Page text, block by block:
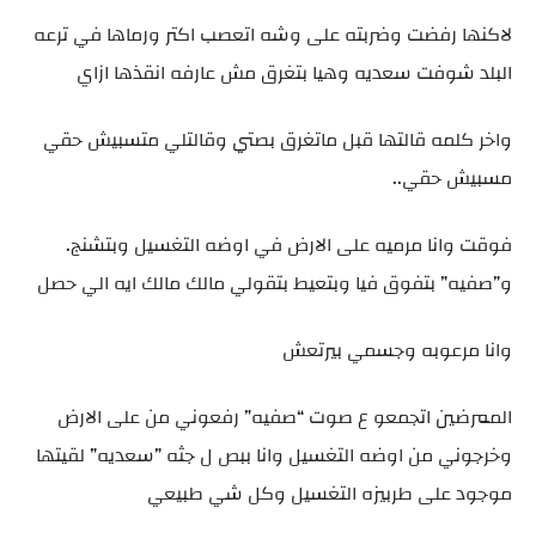
لاكنها رفضت وضربته على وشه اتعصب اكتر ورماها في ترعه
البلد شوفت سعديه وهيا بتغرق مش عارفه انقذها ازاي
واخر كلمه قالتها قبل ماتغرق بصتي وقالتلي متسبيش حقي
مسبيش حقي..
فوقت وانا مرميه على الارض في اوضه التغسيل وبتشنج.
و”صفيه” بتفوق فيا وبتعيط بتقولي مالك مالك ايه الي حصل
وانا مرعوبه وجسمي بيرتعش
الممرضين اتجمعو ع صوت “صفيه” رفعوني من على الارض
وخرجوني من اوضه التغسيل وانا ببص ل جثه ”سعديه” لقيتها
موجود على طربيزه التغسيل وكل شي طبيعي